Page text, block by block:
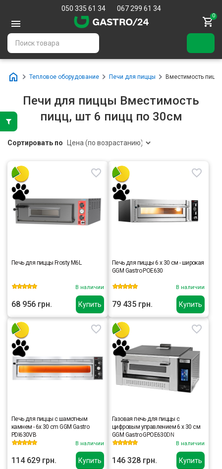
050 335 61 34 067 299 61 34
0
Тепловое оборудование Печи для пиццы Вместимость
Печи для пиццы Вместимость
пицц, шт 6 пицц по 30см
Сортировать по
Купить
Печь для пиццы Frosty M6L
В наличии
68 956 грн. Купить
Печь для пиццы 6 x 30 см - широкая
GGM Gastro POE630
В наличии
79 435 грн.
Купить
Печь для пиццы с шамотным
камнем - 6x 30 cm GGM Gastro
PDI630VB
В наличии
114 629 грн. Купить
Газовая печь для пиццы с
цифровым управлением 6 x 30 см
GGM Gastro GPOE630DN
В наличии
146 328 грн.